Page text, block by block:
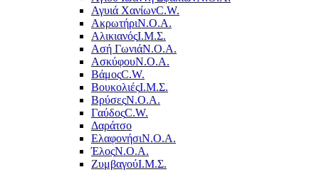
Αγυιά ΧανίωνC.W.
ΑκρωτήριΝ.Ο.Α.
ΑλικιανόςΙ.Μ.Σ.
Ασή ΓωνιάΝ.Ο.Α.
ΑσκύφουΝ.Ο.Α.
ΒάμοςC.W.
ΒουκολιέςΙ.Μ.Σ.
ΒρύσεςΝ.Ο.Α.
ΓαύδοςC.W.
Δαράτσο
ΕλαφονήσιΝ.Ο.Α.
ΈλοςΝ.Ο.Α.
ΖυμβαγούΙ.Μ.Σ.